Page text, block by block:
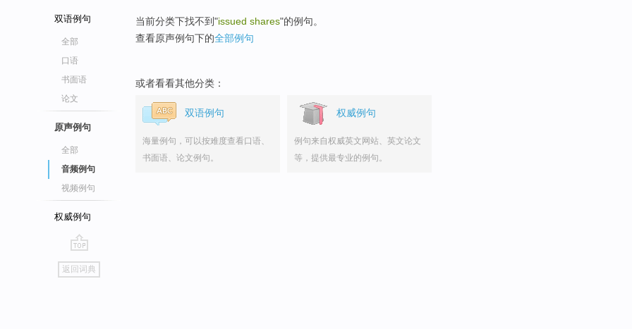
双语例句
全部
口语
书面语
论文
原声例句
全部
音频例句
视频例句
权威例句
go
top
返回词典
当前分类下找不到"issued shares"的例句。
查看原声例句下的全部例句
或者看看其他分类：
双语例句
海量例句，可以按难度查看口语、
书面语、论文例句。
权威例句
例句来自权威英文网站、英文论文
等，提供最专业的例句。